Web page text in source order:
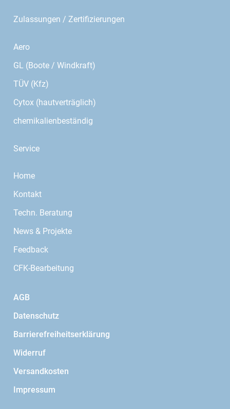
Zulassungen / Zertifizierungen
Aero
GL (Boote / Windkraft)
TÜV (Kfz)
Cytox (hautverträglich)
chemikalienbeständig
Service
Home
Kontakt
Techn. Beratung
News & Projekte
Feedback
CFK-Bearbeitung
AGB
Datenschutz
Barrierefreiheitserklärung
Widerruf
Versandkosten
Impressum